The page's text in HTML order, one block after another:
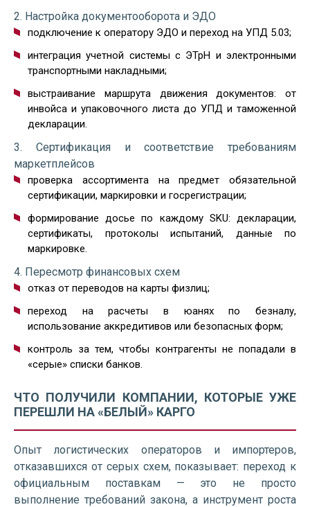
2. Настройка документооборота и ЭДО
подключение к оператору ЭДО и переход на УПД 5.03;
интеграция учетной системы с ЭТрН и электронными
транспортными накладными;
выстраивание маршрута движения документов: от
инвойса и упаковочного листа до УПД и таможенной
декларации.
3. Сертификация и соответствие требованиям
маркетплейсов
проверка ассортимента на предмет обязательной
сертификации, маркировки и госрегистрации;
формирование досье по каждому SKU: декларации,
сертификаты, протоколы испытаний, данные по
маркировке.
4. Пересмотр финансовых схем
отказ от переводов на карты физлиц;
переход на расчеты в юанях по безналу,
использование аккредитивов или безопасных форм;
контроль за тем, чтобы контрагенты не попадали в
«серые» списки банков.
ЧТО ПОЛУЧИЛИ КОМПАНИИ, КОТОРЫЕ УЖЕ
ПЕРЕШЛИ НА «БЕЛЫЙ» КАРГО
Опыт логистических операторов и импортеров,
отказавшихся от серых схем, показывает: переход к
официальным поставкам — это не просто
выполнение требований закона, а инструмент роста